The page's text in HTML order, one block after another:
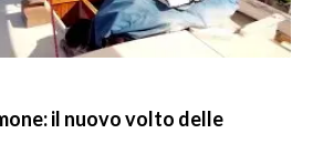
il nuovo volto delle